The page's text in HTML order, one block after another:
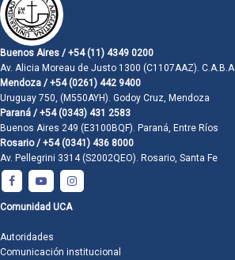
Buenos Aires / +54 (11) 4349 0200
Av. Alicia Moreau de Justo 1300 (C1107AAZ). C.A.B.A.
Mendoza / +54 (0261) 442 9400
Uruguay 750, (M550AYH). Godoy Cruz, Mendoza
Paraná / +54 (0343) 431 2583
Buenos Aires 249 (E3100BQF). Paraná, Entre Ríos
Rosario / +54 (0341) 436 8000
Av. Pellegrini 3314 (S2002QEO). Rosario, Santa Fe
Comunidad UCA
Autoridades
Comunicación institucional